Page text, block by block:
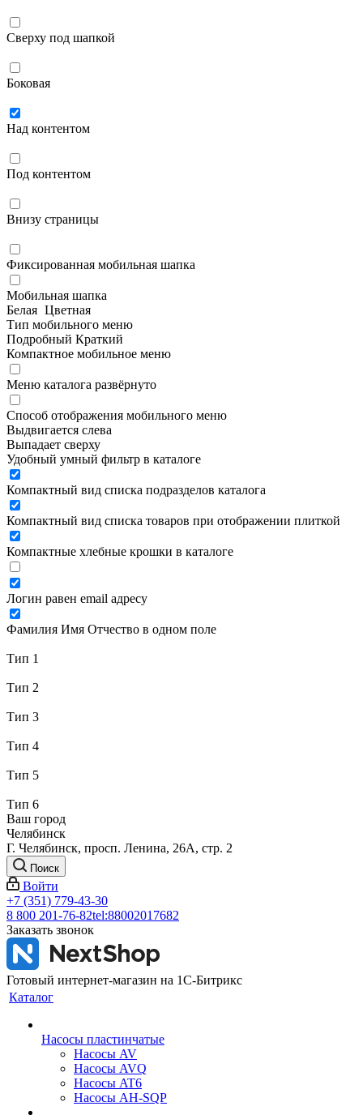
Сверху под шапкой
Боковая
Над контентом
Под контентом
Внизу страницы
Фиксированная мобильная шапка
Мобильная шапка
Белая Цветная
Тип мобильного меню
Подробный Краткий
Компактное мобильное меню
Меню каталога развёрнуто
Способ отображения мобильного меню
Выдвигается слева
Выпадает сверху
Удобный умный фильтр в каталоге
Компактный вид списка подразделов каталога
Компактный вид списка товаров при отображении плиткой
Компактные хлебные крошки в каталоге
Логин равен email адресу
Фамилия Имя Отчество в одном поле
Тип 1
Тип 2
Тип 3
Тип 4
Тип 5
Тип 6
Ваш город
Челябинск
Г. Челябинск, просп. Ленина, 26А, стр. 2
Поиск
Войти
+7 (351) 779-43-30
8 800 201-76-82tel:88002017682
Заказать звонок
Готовый интернет-магазин на 1С-Битрикс
Каталог
Насосы пластинчатые
Насосы AV
Насосы AVQ
Насосы AT6
Насосы AH-SQP